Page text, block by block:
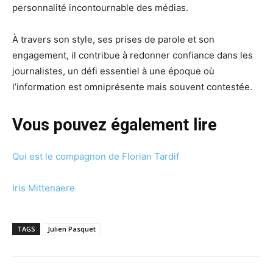
personnalité incontournable des médias.
À travers son style, ses prises de parole et son
engagement, il contribue à redonner confiance dans les
journalistes, un défi essentiel à une époque où
l’information est omniprésente mais souvent contestée.
Vous pouvez également lire
Qui est le compagnon de Florian Tardif
Iris Mittenaere
TAGS Julien Pasquet